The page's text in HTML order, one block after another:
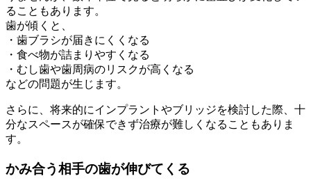
ることもあります。
歯が傾くと、
・歯ブラシが届きにくくなる
・食べ物が詰まりやすくなる
・むし歯や歯周病のリスクが高くなる
などの問題が生じます。
さらに、将来的にインプラントやブリッジを検討した際、十
分なスペースが確保できず治療が難しくなることもありま
す。
かみ合う相手の歯が伸びてくる